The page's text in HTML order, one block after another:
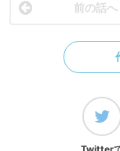
前の話へ